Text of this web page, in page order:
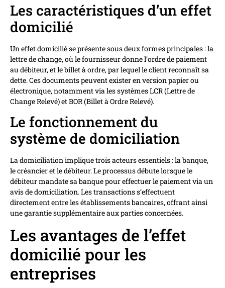
Les caractéristiques d’un effet
domicilié
Un effet domicilié se présente sous deux formes principales : la
lettre de change, où le fournisseur donne l’ordre de paiement
au débiteur, et le billet à ordre, par lequel le client reconnaît sa
dette. Ces documents peuvent exister en version papier ou
électronique, notamment via les systèmes LCR (Lettre de
Change Relevé) et BOR (Billet à Ordre Relevé).
Le fonctionnement du
système de domiciliation
La domiciliation implique trois acteurs essentiels : la banque,
le créancier et le débiteur. Le processus débute lorsque le
débiteur mandate sa banque pour effectuer le paiement via un
avis de domiciliation. Les transactions s’effectuent
directement entre les établissements bancaires, offrant ainsi
une garantie supplémentaire aux parties concernées.
Les avantages de l’effet
domicilié pour les
entreprises